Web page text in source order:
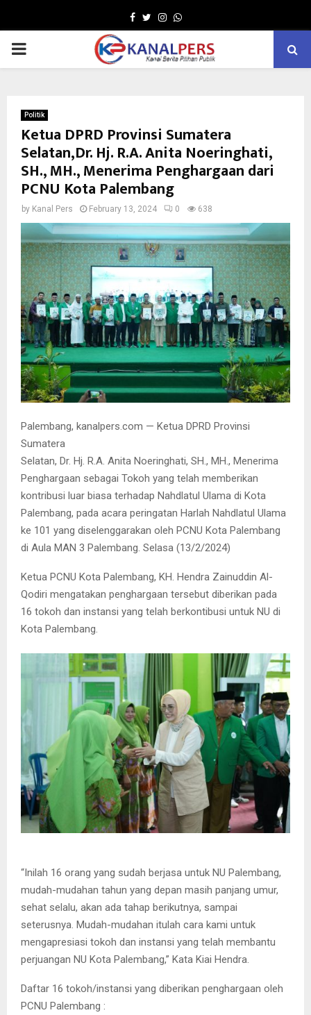
Facebook
TwitterInstagram
Whatsapp
PRIMARY
Politik
Ketua DPRD Provinsi Sumatera
Selatan,Dr. Hj. R.A. Anita Noeringhati,
SH., MH., Menerima Penghargaan dari
PCNU Kota Palembang
by Kanal Pers February 13, 2024 0 638
Palembang, kanalpers.com — Ketua DPRD Provinsi
Sumatera
Selatan, Dr. Hj. R.A. Anita Noeringhati, SH., MH., Menerima
Penghargaan sebagai Tokoh yang telah memberikan
kontribusi luar biasa terhadap Nahdlatul Ulama di Kota
Palembang, pada acara peringatan Harlah Nahdlatul Ulama
ke 101 yang diselenggarakan oleh PCNU Kota Palembang
di Aula MAN 3 Palembang. Selasa (13/2/2024)
Ketua PCNU Kota Palembang, KH. Hendra Zainuddin Al-
Qodiri mengatakan penghargaan tersebut diberikan pada
16 tokoh dan instansi yang telah berkontibusi untuk NU di
Kota Palembang.
“Inilah 16 orang yang sudah berjasa untuk NU Palembang,
mudah-mudahan tahun yang depan masih panjang umur,
sehat selalu, akan ada tahap berikutnya, sampai
seterusnya. Mudah-mudahan itulah cara kami untuk
mengapresiasi tokoh dan instansi yang telah membantu
perjuangan NU Kota Palembang,” Kata Kiai Hendra.
Daftar 16 tokoh/instansi yang diberikan penghargaan oleh
PCNU Palembang :